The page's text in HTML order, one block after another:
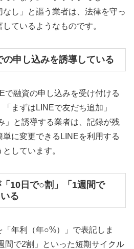
し」と謳う業者は、法律を守っ
ているようなものです。
申し込みを誘導している
で融資の申し込みを受け付ける
まずはLINEで友だち追加」
」と誘導する業者は、記録が残
単に変更できるLINEを利用する
しています。
10日で○割」「1週間で
る
年利（年○%）」で表記しま
間で2割」といった短期サイクル